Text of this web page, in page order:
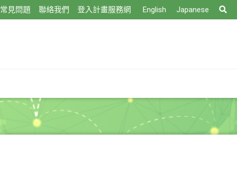
常見問題 聯絡我們 登入計畫服務網 English Japanese
尋